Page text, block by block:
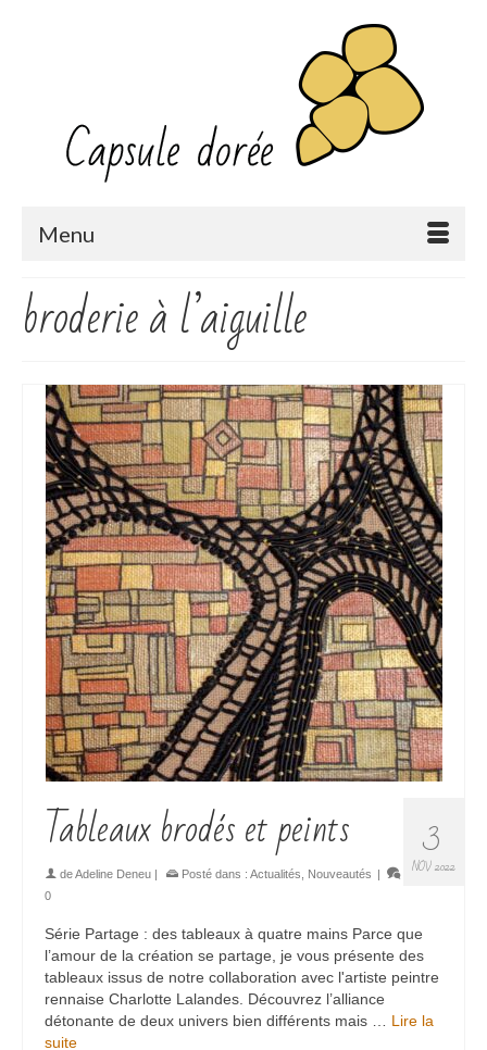
Menu
broderie à l’aiguille
3
NOV 2022
Tableaux brodés et peints
deAdeline Deneu | Posté dans : Actualités Nouveautés |
0
Série Partage : des tableaux à quatre mains Parce que
l’amour de la création se partage, je vous présente des
tableaux issus de notre collaboration avec l'artiste peintre
rennaise Charlotte Lalandes. Découvrez l’alliance
détonante de deux univers bien différents mais … Lire la
suite